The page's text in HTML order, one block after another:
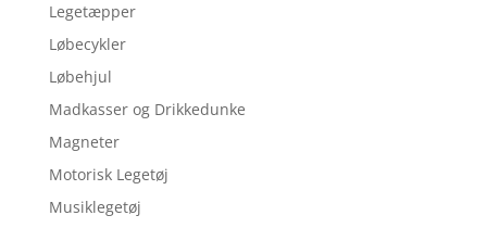
Legetæpper
Løbecykler
Løbehjul
Madkasser og Drikkedunke
Magneter
Motorisk Legetøj
Musiklegetøj